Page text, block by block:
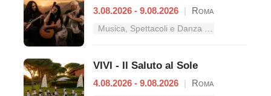
3.08.2026 - 9.08.2026 | Roma
Musica, Spettacoli e Danza nel Lazio
VIVI - Il Saluto al Sole
4.08.2026 - 9.08.2026 | Roma